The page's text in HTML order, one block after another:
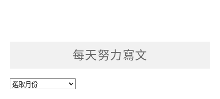
每天努力寫文
每